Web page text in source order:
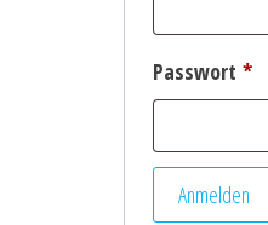
Passwort *
Anmelden